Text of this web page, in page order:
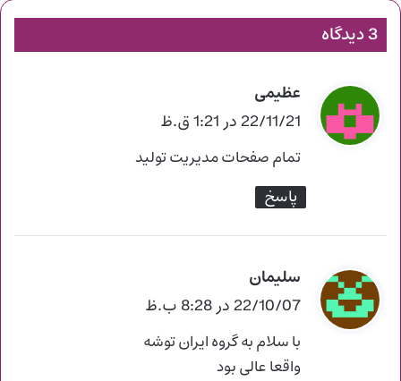
3 دیدگاه
عظیمی
ف
ت
22/11/21 در 1:21 ق.ظ
تمام صفحات مدیریت تولید
پاسخ
سلیمان
ف
ت
:
22/10/07 در 8:28 ب.ظ
با سلام به گروه ایران توشه
واقعا عالی بود